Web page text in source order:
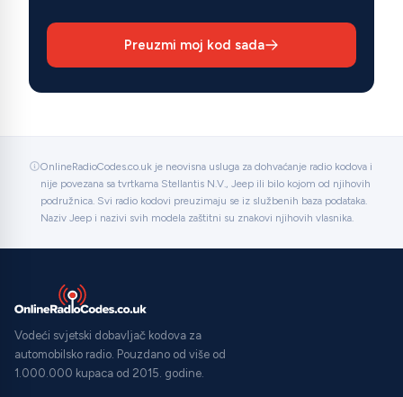
Preuzmi moj kod sada
OnlineRadioCodes.co.uk je neovisna usluga za dohvaćanje radio kodova i
nije povezana sa tvrtkama Stellantis N.V., Jeep ili bilo kojom od njihovih
podružnica. Svi radio kodovi preuzimaju se iz službenih baza podataka.
Naziv Jeep i nazivi svih modela zaštitni su znakovi njihovih vlasnika.
Vodeći svjetski dobavljač kodova za
automobilsko radio. Pouzdano od više od
1.000.000 kupaca od 2015. godine.